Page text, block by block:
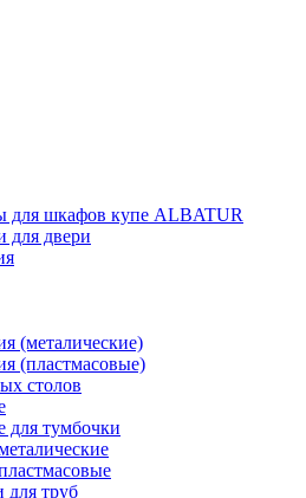
для шкафов купе ALBATUR
двери
(металические)
(пластмасовые)
для тумбочки